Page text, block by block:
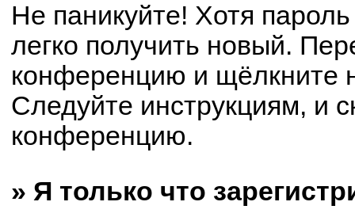
Не паникуйте! Хотя
легко получить новый.
конференцию и щёлкните
Следуйте инструкциям, и
конференцию.
» Я только что